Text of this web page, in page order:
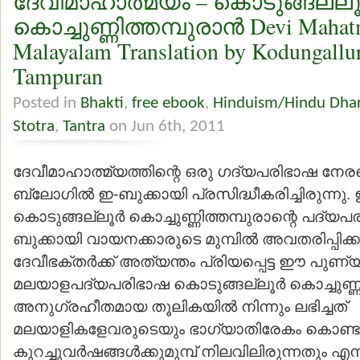
കൊച്ചുണ്ണിത്തമ്പുരാന്‍ Devi
Malayalam Translation by
Tampuran
Posted in Bhakti, free ebook, Hinduism/Hindu
Stotra, Tantra on Jun 6th, 2011
ദേവീമാഹാത്മ്യത്തിന്റെ ഒരു ഗദ്യപരിഭാഷ
ബ്ലോഗില്‍ ഇ-ബുക്കായി പ്രസിദ്ധീകരിച്ചിരുന്നു.
കൊടുങ്ങല്ലൂര്‍ കൊച്ചുണ്ണിത്തമ്പുരാന്റെ
ബുക്കായി വായനക്കാരുടെ മുമ്പില്‍
ദേവീഭക്തര്‍ക്ക് അത്യന്തം പ്രിയപ്പെട്ട ഈ
മലയാളപദ്യപരിഭാഷ കൊടുങ്ങല്ലൂര്‍
അനുഗ്രഹീതമായ തൂലികയില്‍ നിന്നും ലഭിച്ചത്
മലയാളികളേവരുടെയും ഭാഗ്യാതിരേകം
കുറച്ചുവര്‍ഷങ്ങള്‍ക്കുമുമ്പ് നിലവിലിരുന്നതും